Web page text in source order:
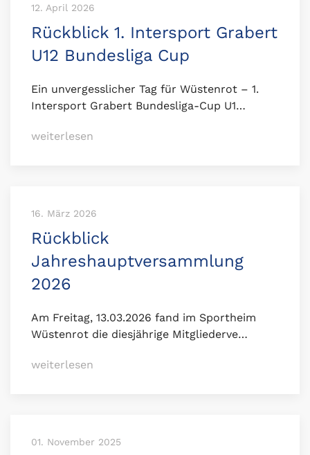
12. April 2026
Rückblick 1. Intersport Grabert
U12 Bundesliga Cup
Ein unvergesslicher Tag für Wüstenrot – 1.
Intersport Grabert Bundesliga-Cup U1…
weiterlesen
16. März 2026
Rückblick
Jahreshauptversammlung
2026
Am Freitag, 13.03.2026 fand im Sportheim
Wüstenrot die diesjährige Mitgliederve…
weiterlesen
01. November 2025